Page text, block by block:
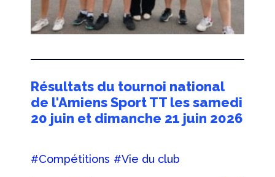
Résultats du tournoi national
de l'Amiens Sport TT les samedi
20 juin et dimanche 21 juin 2026
#Compétitions #Vie du club